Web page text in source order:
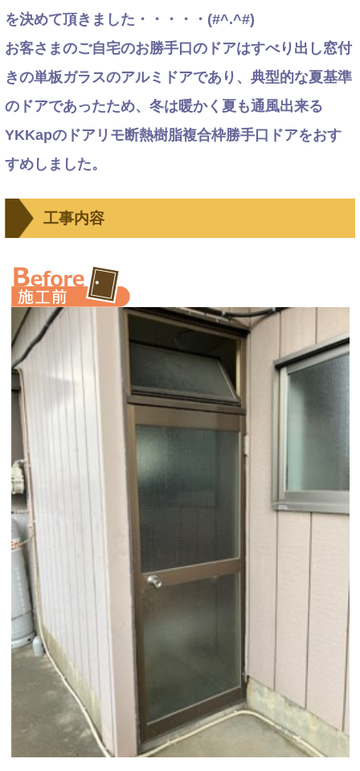
を決めて頂きました・・・・・(#^.^#)
お客さまのご自宅のお勝手口のドアはすべり出し窓付
きの単板ガラスのアルミドアであり、典型的な夏基準
のドアであったため、冬は暖かく夏も通風出来る
YKKapのドアリモ断熱樹脂複合枠勝手口ドアをおす
すめしました。
工事内容